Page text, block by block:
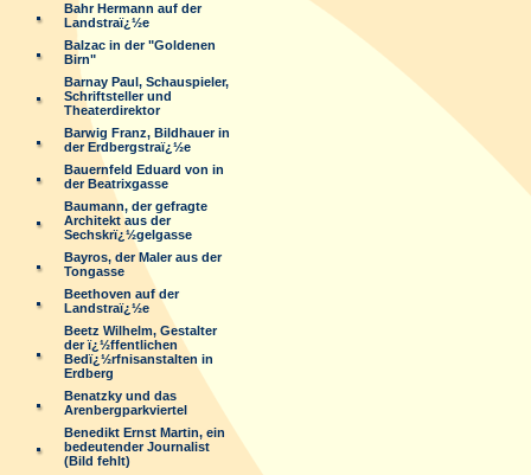
Bahr Hermann auf der
Landstraï¿½e
Balzac in der "Goldenen
Birn"
Barnay Paul, Schauspieler,
Schriftsteller und
Theaterdirektor
Barwig Franz, Bildhauer in
der Erdbergstraï¿½e
Bauernfeld Eduard von in
der Beatrixgasse
Baumann, der gefragte
Architekt aus der
Sechskrï¿½gelgasse
Bayros, der Maler aus der
Tongasse
Beethoven auf der
Landstraï¿½e
Beetz Wilhelm, Gestalter
der ï¿½ffentlichen
Bedï¿½rfnisanstalten in
Erdberg
Benatzky und das
Arenbergparkviertel
Benedikt Ernst Martin, ein
bedeutender Journalist
(Bild fehlt)